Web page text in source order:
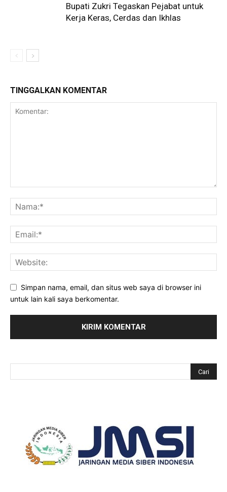
Bupati Zukri Tegaskan Pejabat untuk
Kerja Keras, Cerdas dan Ikhlas
TINGGALKAN KOMENTAR
Simpan nama, email, dan situs web saya di browser ini
untuk lain kali saya berkomentar.